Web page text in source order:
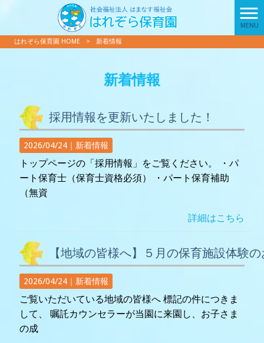
MENU
はれぞら保育園 HOME > 新着情報
新着情報
採用情報を更新いたしました！
2026/04/24｜ 新着情報
トップページの「採用情報」をご覧ください。 ・パ
ート保育士（保育士資格必須） ・パート保育補助
（無資
詳細はこちら
【地域の皆様へ】５月の保育施設体験
2026/04/24｜ 新着情報
ご覧いただいている地域の皆様へ 標記の件につきま
して、 嘱託カウンセラーが当園に来園し、お子さま
の成